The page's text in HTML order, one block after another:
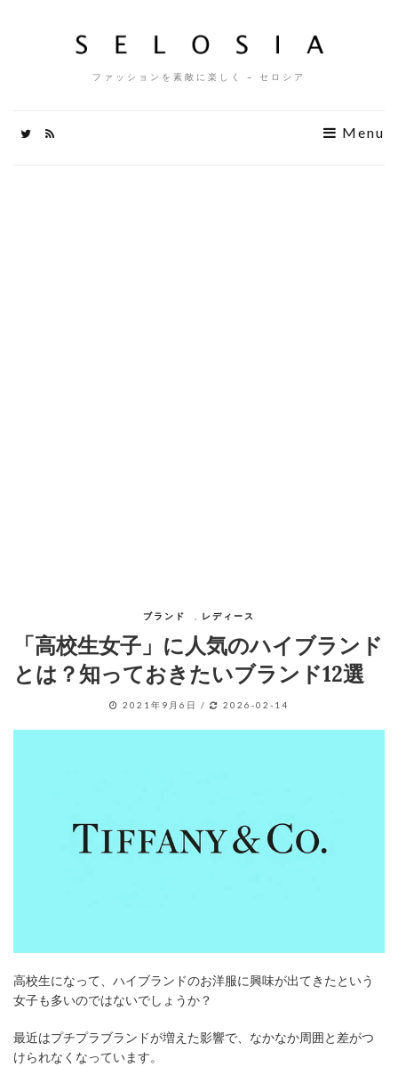
ファッションを素敵に楽しく – セロシア
Menu
ブランド レディース
「高校生女子」に人気のハイブランド
とは？知っておきたいブランド12選
2021年9月6日 / 2026-02-14
高校生になって、ハイブランドのお洋服に興味が出てきたという
女子も多いのではないでしょうか？
最近はプチプラブランドが増えた影響で、なかなか周囲と差がつ
けられなくなっています。